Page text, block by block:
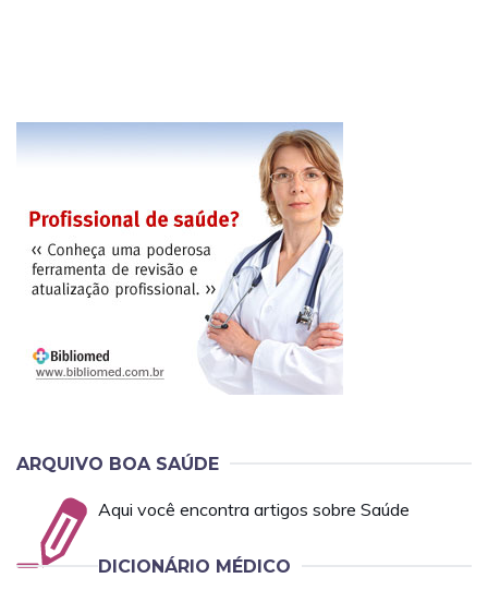
ARQUIVO BOA SAÚDE
Aqui você encontra artigos sobre Saúde
DICIONÁRIO MÉDICO